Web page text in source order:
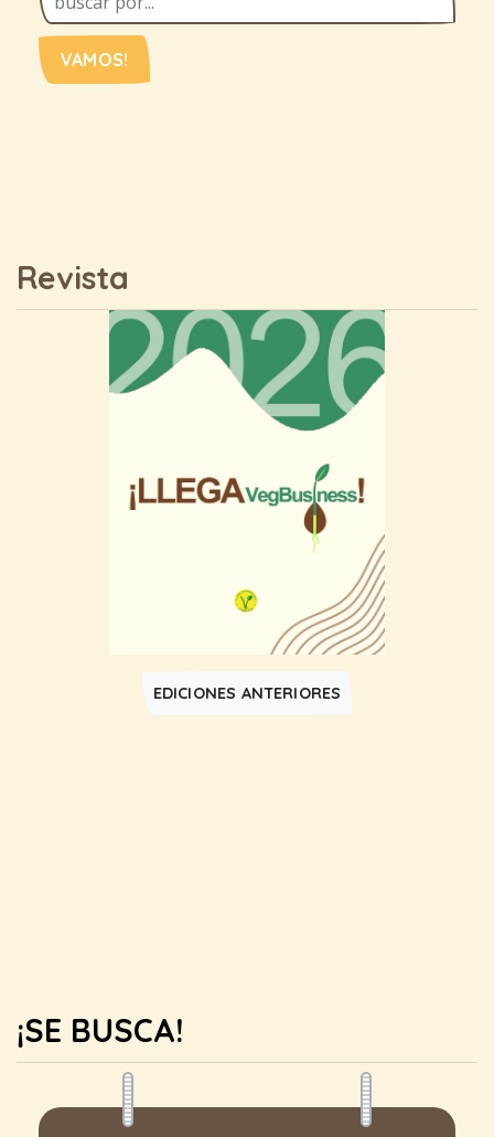
VAMOS!
Revista
EDICIONES ANTERIORES
¡SE BUSCA!